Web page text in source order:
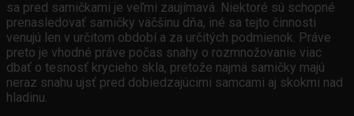
sa pred samičkami je veľmi zaujímavá. Niektoré sú schopné
prenasledovať samičky väčšinu dňa, iné sa tejto činnosti
venujú len v určitom období a za určitých podmienok. Práve
preto je vhodné práve počas snahy o rozmnožovanie viac
dbať o tesnosť krycieho skla, pretože najmä samičky majú
neraz snahu ujsť pred dobiedzajúcimi samcami aj skokmi nad
hladinu.